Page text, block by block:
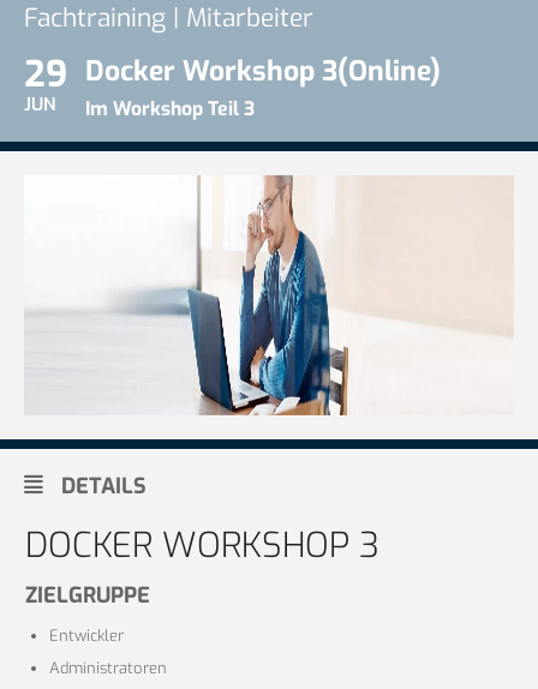
Fachtraining | Mitarbeiter
29
JUN
Docker Workshop 3(Online)
Im Workshop Teil 3
DETAILS
DOCKER WORKSHOP 3
ZIELGRUPPE
Entwickler
Administratoren